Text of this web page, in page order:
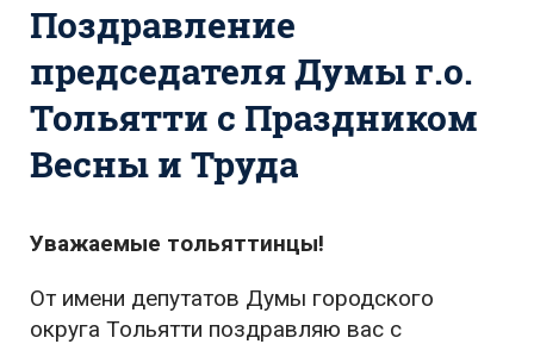
Ремонт Обводного шоссе
Набережная Тольятти
Неделя Тольятти
Поздравление
председателя Думы г.о.
Тольятти с Праздником
Весны и Труда
Уважаемые тольяттинцы!
От имени депутатов Думы городского
округа Тольятти поздравляю вас с